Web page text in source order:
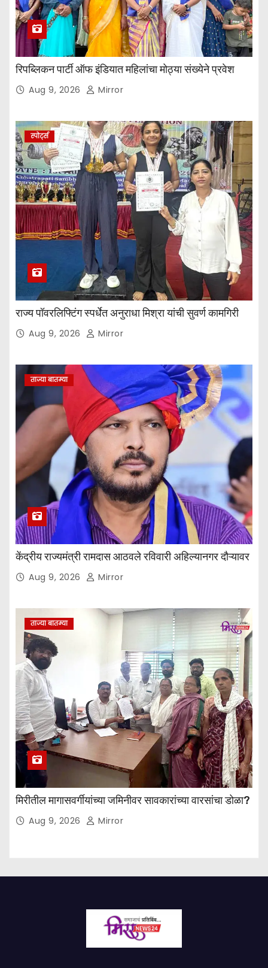
रिपब्लिकन पार्टी ऑफ इंडियात महिलांचा मोठ्या संख्येने प्रवेश
Aug 9, 2026 Mirror
स्पोर्ट्स
राज्य पॉवरलिफ्टिंग स्पर्धेत अनुराधा मिश्रा यांची सुवर्ण कामगिरी
Aug 9, 2026 Mirror
ताज्या बातम्या
केंद्रीय राज्यमंत्री रामदास आठवले रविवारी अहिल्यानगर दौऱ्यावर
Aug 9, 2026 Mirror
ताज्या बातम्या
मिरीतील मागासवर्गीयांच्या जमिनीवर सावकारांच्या वारसांचा डोळा?
Aug 9, 2026 Mirror